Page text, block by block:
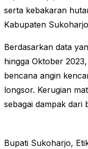
serta kebakaran
Kabupaten
Berdasarkan data
hingga Oktober
bencana angin
longsor. Kerugian
sebagai dampak dari
Bupati Sukoharjo,